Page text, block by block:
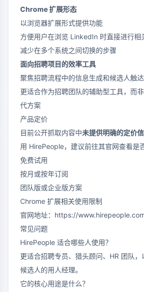
Chrome 扩展形态
以浏览器扩展形式提供功能
方便用户在浏览 LinkedIn 时直接进行相
减少在多个系统之间切换的步骤
面向招聘项目的效率工具
聚焦招聘流程中的信息生成和候选人触达
更适合作为招聘团队的辅助型工具，而
代方案
产品定价
目前公开抓取内容中未提供明确的定价
用 HirePeople，建议前往其官网查看是
免费试用
按月或按年订阅
团队版或企业版方案
Chrome 扩展相关使用限制
官网地址： https://
常见问题
HirePeople 适合哪些人使用？
更适合招聘专员、猎头顾问、HR 团队
候选人的用人经理。
它的核心用途是什么？